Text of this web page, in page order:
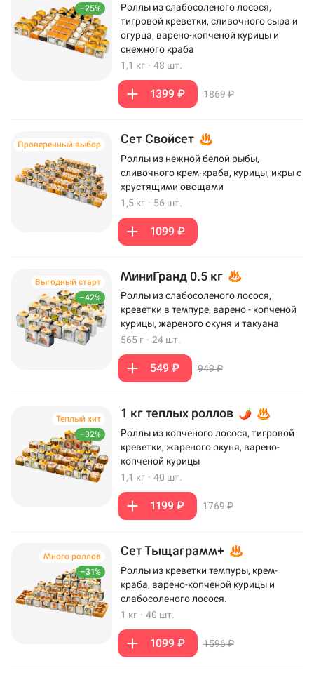
–25%
Роллы из слабосоленого лосося,
тигровой креветки, сливочного сыра и
огурца, варено-копченой курицы и
снежного краба
1,1 кг · 48 шт.
1399 ₽ 1869 ₽
Проверенный выбор Сет Свойсет
Роллы из нежной белой рыбы,
сливочного крем-краба, курицы, икры с
хрустящими овощами
1,5 кг · 56 шт.
1099 ₽
–42%
Выгодный старт МиниГранд 0.5 кг
Роллы из слабосоленого лосося,
креветки в темпуре, варено - копченой
курицы, жареного окуня и такуана
565 г · 24 шт.
549 ₽ 949 ₽
–32%
Теплый хит 1 кг теплых роллов
Роллы из копченого лосося, тигровой
креветки, жареного окуня, варено-
копченой курицы
1,1 кг · 40 шт.
1199 ₽ 1769 ₽
–31%
Много роллов Сет Тыщаграмм+
Роллы из креветки темпуры, крем-
краба, варено-копченой курицы и
слабосоленого лосося.
1 кг · 40 шт.
1099 ₽ 1596 ₽